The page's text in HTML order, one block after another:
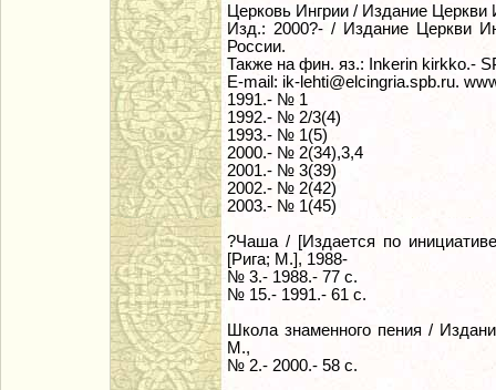
Церковь Ингрии / Издание
Изд.: 2000?- / Издание Церкви
России.
Также на фин. яз.: Inkerin kirkko.-
E-mail: ik-lehti@elcingria.spb.ru.
1991.- № 1
1992.- № 2/3(4)
1993.- № 1(5)
2000.- № 2(34),3,4
2001.- № 3(39)
2002.- № 2(42)
2003.- № 1(45)
?Чаша / [Издается по
[Рига; М.], 1988-
№ 3.- 1988.- 77 с.
№ 15.- 1991.- 61 с.
Школа знаменного пения /
М.,
№ 2.- 2000.- 58 с.